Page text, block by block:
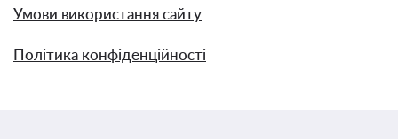
Умови використання сайту
Політика конфіденційності